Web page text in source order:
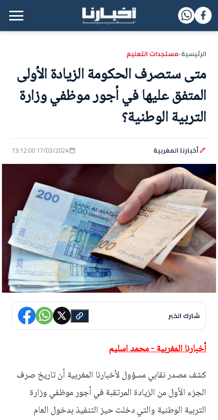
القائمة الرئيسية
الرئيسية‹مستجدات التعليم
متى ستصرف الحكومة الزيادة الأولى
المتفق عليها في أجور موظفي وزارة
التربية الوطنية؟
أخبارنا المغربية 17/03/2024 13:12:00
شارك الخبر
أخبارنا المغربية - محمد اسليم
كشف مصدر نقابي مسؤول لأخبارنا المغربية أن تاريخ صرف
الجزء الأول من الزيادة المرتقبة في أجور موظفي وزارة
التربية الوطنية والتي دخلت حيز التنفيذ بدخول العام